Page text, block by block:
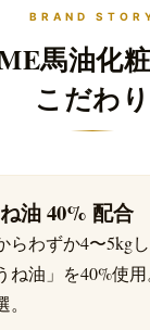
BRAND
馬油化
こだわり
油 40% 配合
らわずか4〜5kg
ね油」を40%使